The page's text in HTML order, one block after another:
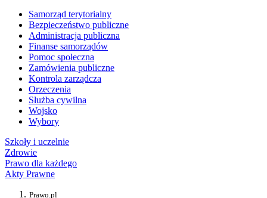
Samorząd terytorialny
Bezpieczeństwo publiczne
Administracja publiczna
Finanse samorządów
Pomoc społeczna
Zamówienia publiczne
Kontrola zarządcza
Orzeczenia
Służba cywilna
Wojsko
Wybory
Szkoły i uczelnie
Zdrowie
Prawo dla każdego
Akty Prawne
Prawo.pl